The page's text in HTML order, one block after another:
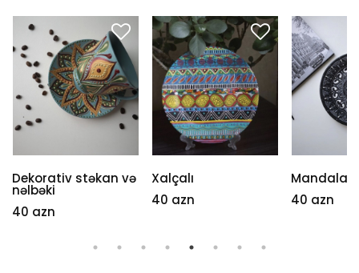
Dekorativ stəkan və
nəlbəki
40 azn
Xalçalı
40 azn
Mandala
40 azn